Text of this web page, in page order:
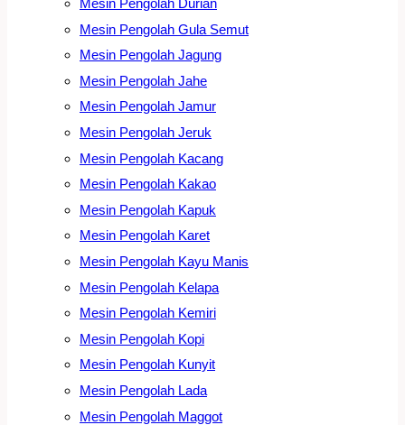
Mesin Pengolah Durian
Mesin Pengolah Gula Semut
Mesin Pengolah Jagung
Mesin Pengolah Jahe
Mesin Pengolah Jamur
Mesin Pengolah Jeruk
Mesin Pengolah Kacang
Mesin Pengolah Kakao
Mesin Pengolah Kapuk
Mesin Pengolah Karet
Mesin Pengolah Kayu Manis
Mesin Pengolah Kelapa
Mesin Pengolah Kemiri
Mesin Pengolah Kopi
Mesin Pengolah Kunyit
Mesin Pengolah Lada
Mesin Pengolah Maggot